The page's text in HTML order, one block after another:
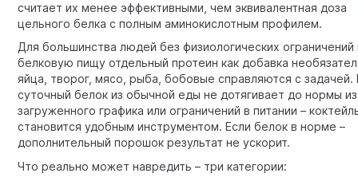
считает их менее эффективными, чем эквивалентная доза
цельного белка с полным аминокислотным профилем.
Для большинства людей без физиологических ограничений
белковую пищу отдельный протеин как добавка
яйца, творог, мясо, рыба, бобовые справляются с задачей.
суточный белок из обычной еды не дотягивает до нормы
загруженного графика или ограничений в питании –
становится удобным инструментом. Если белок в норме –
дополнительный порошок результат не ускорит.
Что реально может навредить – три категории: